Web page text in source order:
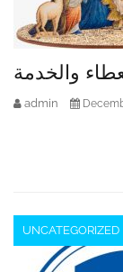
والخدمة
admin
UNCATEGORIZED